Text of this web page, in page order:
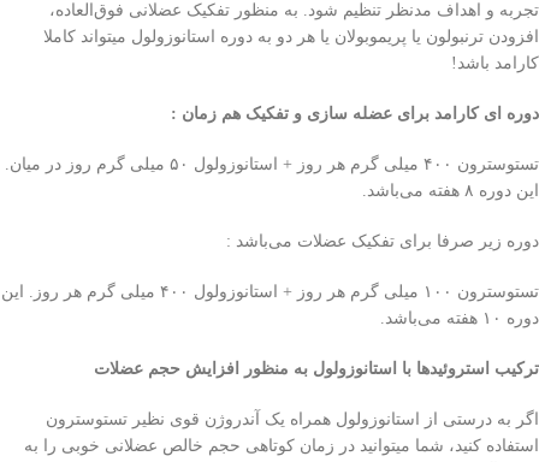
تجربه و اهداف مدنظر تنظیم شود. به منظور تفکیک عضلانی فوق‌العاده،
افزودن ترنبولون یا پریموبولان یا هر دو به دوره استانوزولول میتواند کاملا
کارامد باشد!
دوره ای کارامد برای عضله سازی و تفکیک هم زمان :
تستوسترون ۴۰۰ میلی‌ گرم هر روز + استانوزولول ۵۰ میلی‌ گرم روز در میان.
این دوره ۸ هفته می‌باشد.
دوره زیر صرفا برای تفکیک عضلات می‌باشد :
تستوسترون ۱۰۰ میلی‌ گرم هر روز + استانوزولول ۴۰۰ میلی‌ گرم هر روز. این
دوره ۱۰ هفته می‌باشد.
ترکیب استروئید‌ها با استانوزولول به منظور افزایش حجم عضلات
اگر به درستی‌ از استانوزولول همراه یک آندروژن قوی نظیر تستوسترون
استفاده کنید، شما میتوانید در زمان کوتاهی‌ حجم خالص عضلانی خوبی‌ را به